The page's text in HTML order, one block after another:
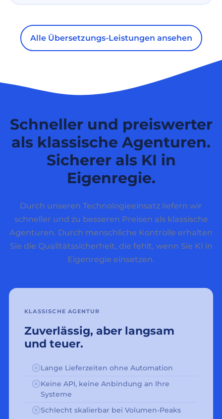
Alle Übersetzungs-Leistungen ansehen
Schneller und preiswerter
als klassische Agenturen.
Sicherer als KI in
Eigenregie.
Durch unseren Technologieeinsatz liefern wir
schneller und zu besseren Preisen als klassische
Agenturen. Durch menschliche Kontrolle erhalten
Sie die Qualitätssicherheit, die fehlt, wenn Sie KI in
Eigenregie einsetzen.
KLASSISCHE AGENTUR
Zuverlässig, aber langsam
und teuer.
Lange Lieferzeiten ohne Automation
Keine API, keine Anbindung an Ihre
Systeme
Schlecht skalierbar bei Volumen-Peaks